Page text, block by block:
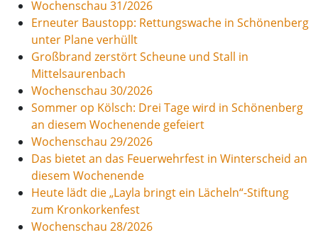
Wochenschau 31/2026
Erneuter Baustopp: Rettungswache in Schönenberg
unter Plane verhüllt
Großbrand zerstört Scheune und Stall in
Mittelsaurenbach
Wochenschau 30/2026
Sommer op Kölsch: Drei Tage wird in Schönenberg
an diesem Wochenende gefeiert
Wochenschau 29/2026
Das bietet an das Feuerwehrfest in Winterscheid an
diesem Wochenende
Heute lädt die „Layla bringt ein Lächeln“-Stiftung
zum Kronkorkenfest
Wochenschau 28/2026